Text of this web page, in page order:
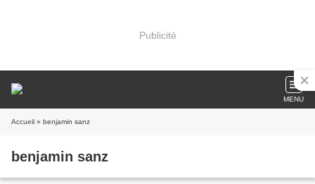
Publicité
MENU
Accueil » benjamin sanz
benjamin sanz